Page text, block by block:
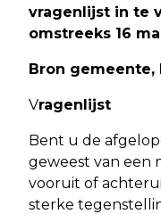
vragenlijst in te
omstreeks 16
Bron
Vragenlijst
Bent u de
geweest van een
vooruit of
sterke